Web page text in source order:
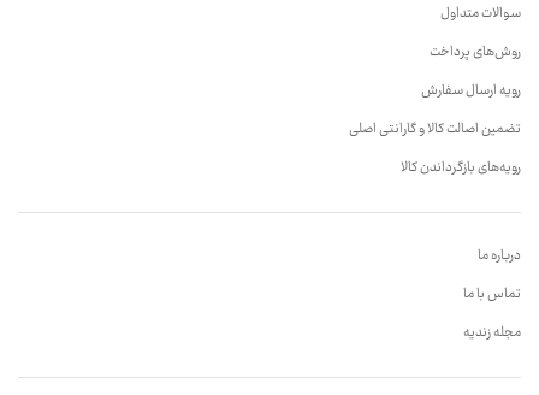
سوالات متداول
روش‌های پرداخت
رویه ارسال سفارش
تضمین اصالت کالا و گارانتی اصلی
رویه‌های بازگرداندن کالا
درباره ما
تماس با ما
مجله زندیه